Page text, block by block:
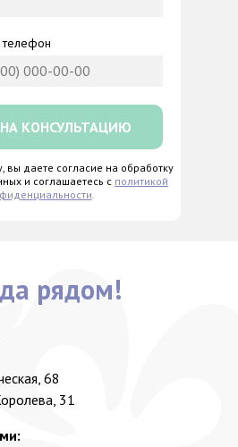
телефон
КОНСУЛЬТАЦИЮ
вы даете согласие на обработку
и соглашаетесь с политикой
.
рядом!
68
31